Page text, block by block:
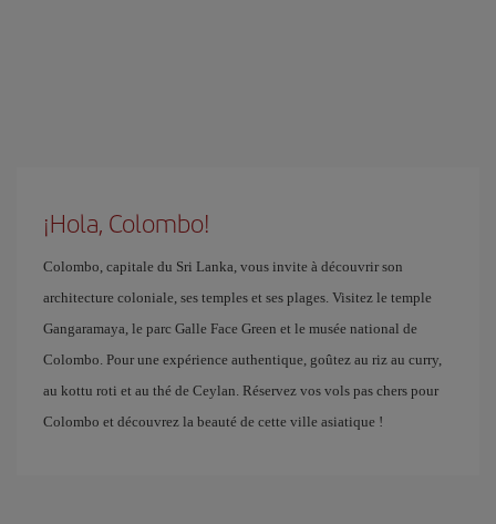
¡Hola, Colombo!
Colombo, capitale du Sri Lanka, vous invite à découvrir son
architecture coloniale, ses temples et ses plages. Visitez le temple
Gangaramaya, le parc Galle Face Green et le musée national de
Colombo. Pour une expérience authentique, goûtez au riz au curry,
au kottu roti et au thé de Ceylan. Réservez vos vols pas chers pour
Colombo et découvrez la beauté de cette ville asiatique !